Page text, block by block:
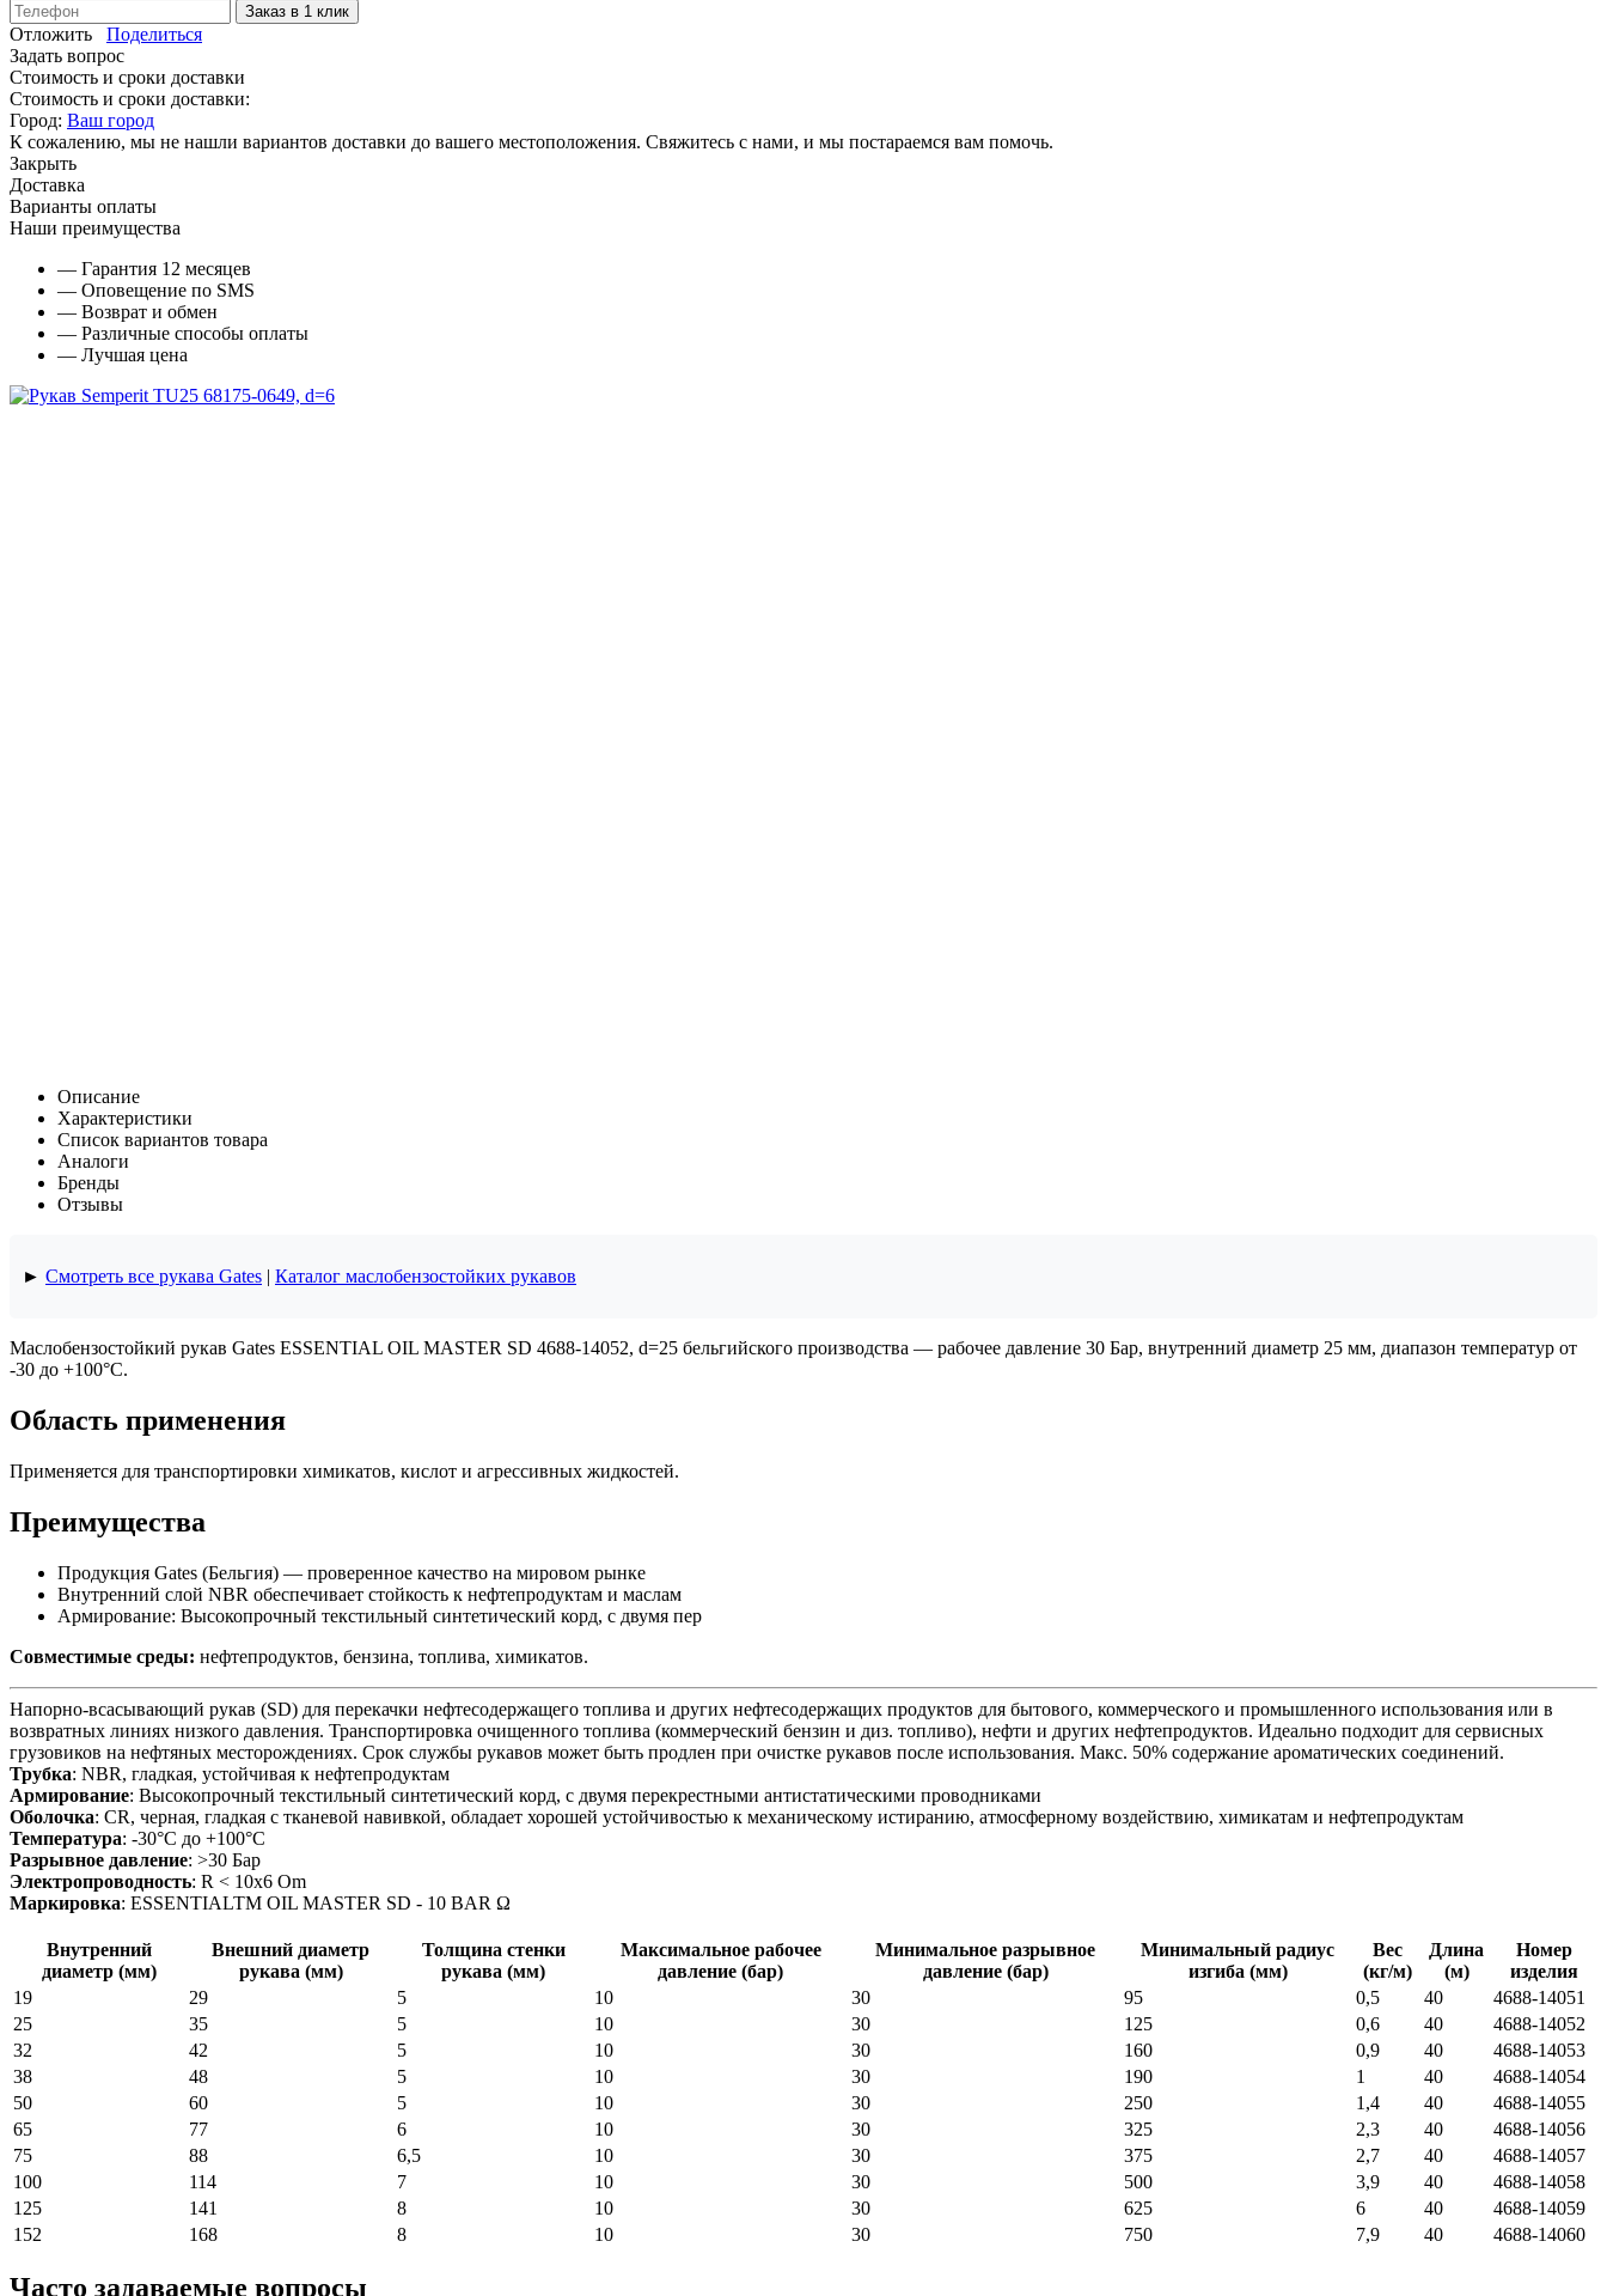
Заказ в 1 клик
Отложить
Поделиться
Задать вопрос
Стоимость и сроки доставки
Стоимость и сроки доставки:
Город: Ваш город
К сожалению, мы не нашли вариантов доставки до вашего местоположения. Свяжитесь с нами, и мы постараемся вам помочь.
Закрыть
Доставка
Варианты оплаты
Наши преимущества
— Гарантия 12 месяцев
— Оповещение по SMS
— Возврат и обмен
— Различные способы оплаты
— Лучшая цена
Описание
Характеристики
Список вариантов товара
Аналоги
Бренды
Отзывы
► Смотреть все рукава Gates | Каталог маслобензостойких рукавов
Маслобензостойкий рукав Gates ESSENTIAL OIL MASTER SD 4688-14052, d=25 бельгийского производства — рабочее давление 30 Бар, внутренний диаметр 25 мм, диапазон температур от
-30 до +100°C.
Область применения
Применяется для транспортировки химикатов, кислот и агрессивных жидкостей.
Преимущества
Продукция Gates (Бельгия) — проверенное качество на мировом рынке
Внутренний слой NBR обеспечивает стойкость к нефтепродуктам и маслам
Армирование: Высокопрочный текстильный синтетический корд, с двумя пер
Совместимые среды: нефтепродуктов, бензина, топлива, химикатов.
Напорно-всасывающий рукав (SD) для перекачки нефтесодержащего топлива и других нефтесодержащих продуктов для бытового, коммерческого и промышленного использования или в
возвратных линиях низкого давления. Транспортировка очищенного топлива (коммерческий бензин и диз. топливо), нефти и других нефтепродуктов. Идеально подходит для сервисных
грузовиков на нефтяных месторождениях. Срок службы рукавов может быть продлен при очистке рукавов после использования. Макс. 50% содержание ароматических соединений.
Трубка: NBR, гладкая, устойчивая к нефтепродуктам
Армирование: Высокопрочный текстильный синтетический корд, с двумя перекрестными антистатическими проводниками
Оболочка: CR, черная, гладкая с тканевой навивкой, обладает хорошей устойчивостью к механическому истиранию, атмосферному воздействию, химикатам и нефтепродуктам
Температура: -30°C до +100°C
Разрывное давление: >30 Бар
Электропроводность: R < 10x6 Om
Маркировка: ESSENTIALTM OIL MASTER SD - 10 BAR Ω
Внутренний
диаметр (мм)
Внешний диаметр
рукава (мм)
Толщина стенки
рукава (мм)
Максимальное рабочее
давление (бар)
Минимальное разрывное
давление (бар)
Минимальный радиус
изгиба (мм)
Вес
(кг/м)
Длина
(м)
Номер
изделия
19
29 5 10 30 95 0,5 40
4688-14051
25
35 5 10 30 125 0,6 40
4688-14052
32
42 5 10 30 160 0,9 40
4688-14053
38
48 5 10 30 190 1 40
4688-14054
50
60 5 10 30 250 1,4 40
4688-14055
65
77 6 10 30 325 2,3 40
4688-14056
75
88 6,5 10 30 375 2,7 40
4688-14057
100
114 7 10 30 500 3,9 40
4688-14058
125
141 8 10 30 625 6 40
4688-14059
152
168 8 10 30 750 7,9 40 4688-14060
Часто задаваемые вопросы